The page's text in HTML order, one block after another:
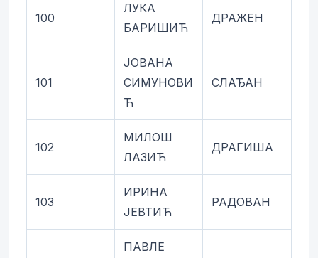
100
ЛУКА
БАРИШИЋ
ДРАЖЕН
101
ЈОВАНА
СИМУНОВИ
Ћ
СЛАЂАН
102
МИЛОШ
ЛАЗИЋ
ДРАГИША
103
ИРИНА
ЈЕВТИЋ
РАДОВАН
ПАВЛЕ